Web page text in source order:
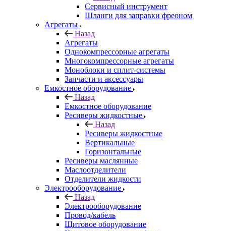
Сервисный инструмент
Шланги для заправки фреоном
Агрегаты
Назад
Агрегаты
Однокомпрессорные агрегаты
Многокомпрессорные агрегаты
Моноблоки и сплит-системы
Запчасти и аксессуары
Емкостное оборудование
Назад
Емкостное оборудование
Ресиверы жидкостные
Назад
Ресиверы жидкостные
Вертикальные
Горизонтальные
Ресиверы маслянные
Маслоотделители
Отделители жидкости
Электрооборудование
Назад
Электрооборудование
Провод/кабель
Щитовое оборудование